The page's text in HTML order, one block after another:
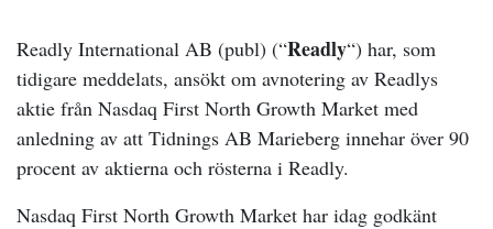
Readly International AB (publ) (“Readly“) har, som
tidigare meddelats, ansökt om avnotering av Readlys
aktie från Nasdaq First North Growth Market med
anledning av att Tidnings AB Marieberg innehar över 90
procent av aktierna och rösterna i Readly.
Nasdaq First North Growth Market har idag godkänt